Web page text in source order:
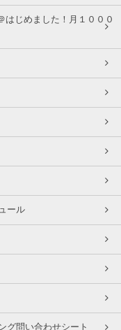
はじめました！月１０００
ール
問い合わせシート